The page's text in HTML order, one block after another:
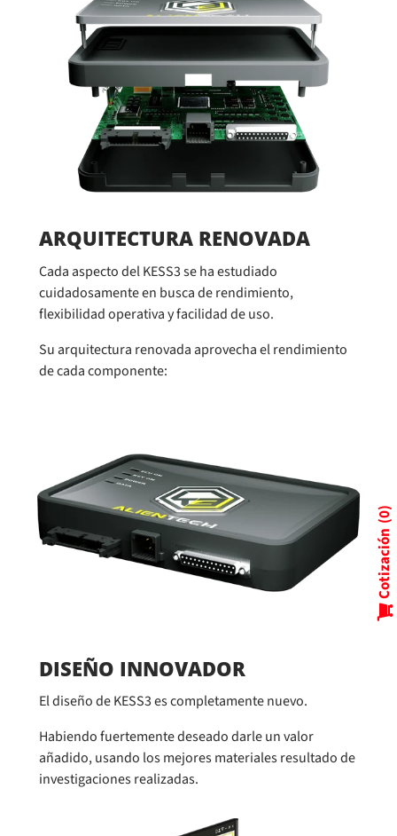
ARQUITECTURA RENOVADA
Cada aspecto del KESS3 se ha estudiado
cuidadosamente en busca de rendimiento,
flexibilidad operativa y facilidad de uso.
Su arquitectura renovada aprovecha el rendimiento
de cada componente:
DISEÑO INNOVADOR
El diseño de KESS3 es completamente nuevo.
Habiendo fuertemente deseado darle un valor
añadido, usando los mejores materiales resultado de
investigaciones realizadas.
Cotización
0